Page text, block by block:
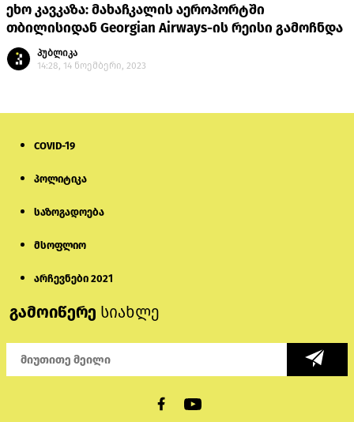
ეხო კავკაზა: მახაჩკალის აეროპორტში
თბილისიდან Georgian Airways-ის რეისი გამოჩნდა
პუბლიკა
14:28, 14 ნოემბერი, 2023
COVID-19
პოლიტიკა
საზოგადოება
მსოფლიო
არჩევნები 2021
გამოიწერე სიახლე